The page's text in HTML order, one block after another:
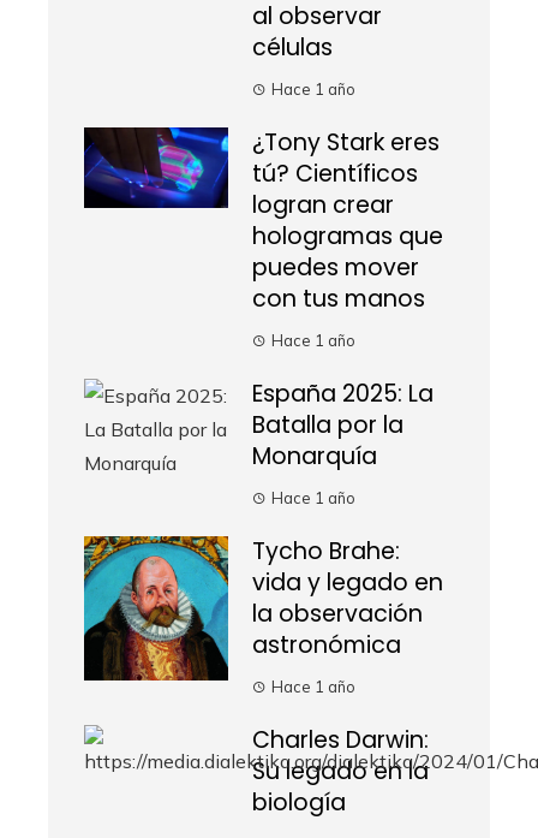
al observar
células
Hace 1 año
¿Tony Stark eres
tú? Científicos
logran crear
hologramas que
puedes mover
con tus manos
Hace 1 año
España 2025: La
Batalla por la
Monarquía
Hace 1 año
Tycho Brahe:
vida y legado en
la observación
astronómica
Hace 1 año
Charles Darwin:
Su legado en la
biología